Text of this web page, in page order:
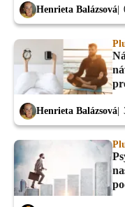
Henrieta Balázsová
Henrieta Balázsová